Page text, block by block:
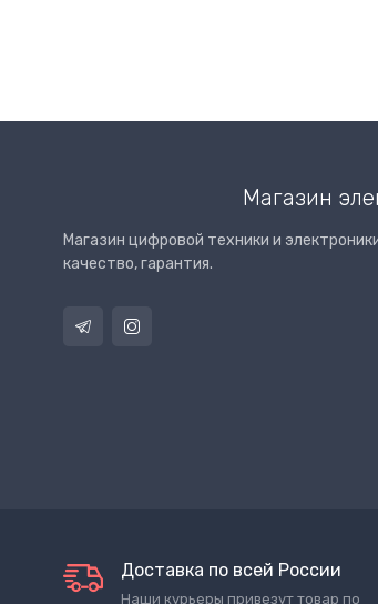
Магазин
Магазин цифровой техники и
качество, гарантия.
Доставка по всей России
Наши курьеры привезут товар по